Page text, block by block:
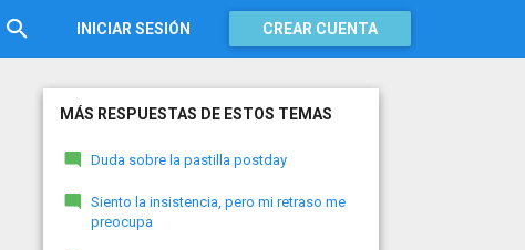
INICIAR SESIÓN CREAR CUENTA
MÁS RESPUESTAS DE ESTOS TEMAS
Duda sobre la pastilla postday
Siento la insistencia, pero mi retraso me
preocupa